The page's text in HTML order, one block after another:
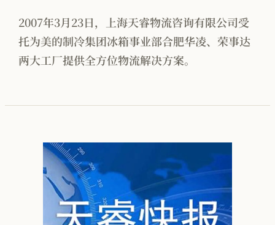
按行业看 · 电子行业
按行业看 · 快销品
按行业看 · MMOG
方法论体系总览
VOM-MLS
2007年3月23日，上海天睿物流咨询有限公司受
托为美的制冷集团冰箱事业部合肥华凌、荣事达
两大工厂提供全方位物流解决方案。